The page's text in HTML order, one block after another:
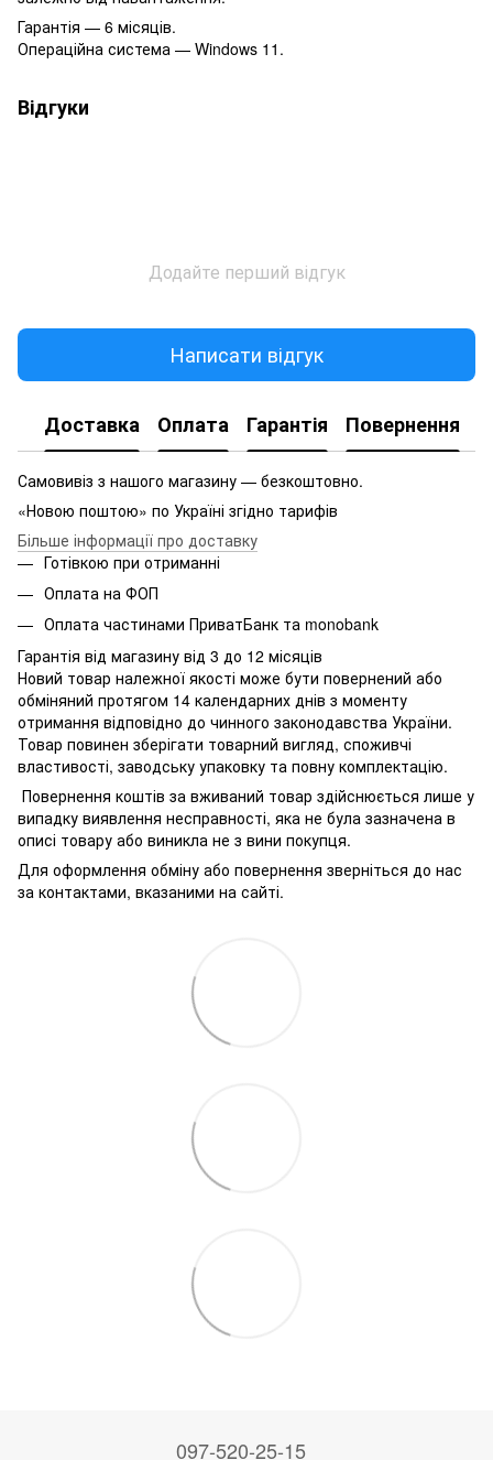
Гарантія — 6 місяців.
Операційна система — Windows 11.
Відгуки
Додайте перший відгук
Написати відгук
Доставка Оплата Гарантія Повернення
Самовивіз з нашого магазину — безкоштовно.
«Новою поштою» по Україні згідно тарифів
Більше інформації про доставку
Готівкою при отриманні
Оплата на ФОП
Оплата частинами ПриватБанк та monobank
Гарантія від магазину від 3 до 12 місяців
Новий товар належної якості може бути повернений або
обміняний протягом 14 календарних днів з моменту
отримання відповідно до чинного законодавства України.
Товар повинен зберігати товарний вигляд, споживчі
властивості, заводську упаковку та повну комплектацію.
Повернення коштів за вживаний товар здійснюється лише у
випадку виявлення несправності, яка не була зазначена в
описі товару або виникла не з вини покупця.
Для оформлення обміну або повернення зверніться до нас
за контактами, вказаними на сайті.
097-520-25-15